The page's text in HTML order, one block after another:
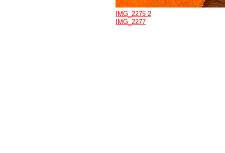
IMG_2275 2
IMG_2277